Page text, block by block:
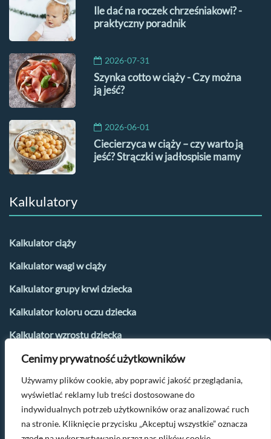
Cenimy prywatność użytkowników
Używamy plików cookie, aby poprawić jakość przeglądania,
wyświetlać reklamy lub treści dostosowane do
indywidualnych potrzeb użytkowników oraz analizować ruch
na stronie. Kliknięcie przycisku „Akceptuj wszystkie” oznacza
Ile dać na roczek chrześniakowi? -
praktyczny poradnik
2026-07-31
Szynka cotto w ciąży - Czy można
ją jeść?
2026-06-01
Ciecierzyca w ciąży – czy warto ją
jeść? Strączki w jadłospisie mamy
Kalkulatory
Kalkulator ciąży
Kalkulator wagi w ciąży
Kalkulator grupy krwi dziecka
Kalkulator koloru oczu dziecka
Kalkulator wzrostu dziecka
Kalkulator płci dziecka
Kalkulator urlopu macierzyńskiego
Kalkulator dni płodnych i owulacji